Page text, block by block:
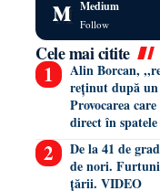
Medium
Follow
Cele mai citite
Alin Borcan,
reținut după
Provocarea
direct în
De la 41 de
de nori.
țării. VIDEO